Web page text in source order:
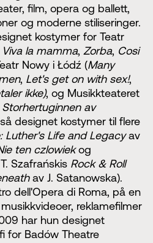
film, opera og ballett,
og moderne stiliseringer.
kostymer for Teatr
Viva la mamma, Zorba, Cosi
Nowy i Łódź (Many
, Let's get on with sex!,
ikke), og Musikkteateret
Storhertuginnen av
designet kostymer til flere
Luther's Life and Legacyav
ten czlowiekog
Szafrańskis Rock & Roll
av J. Satanowska).
dell'Opera di Roma, på en
reklamefilmer
har hun designet
for Badów Theatre